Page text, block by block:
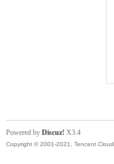
Powered by Discuz! X3.4
Copyright © 2001-2021, Tencent Cloud.